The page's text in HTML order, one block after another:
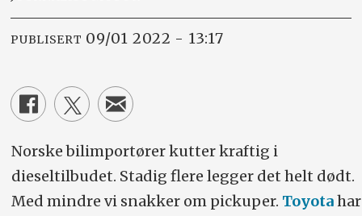
PUBLISERT 09/01 2022 - 13:17
Norske bilimportører kutter kraftig i
dieseltilbudet. Stadig flere legger det helt dødt.
Med mindre vi snakker om pickuper. Toyotahar